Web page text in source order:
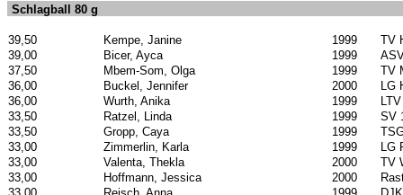
Schlagball 80 g
39,50 Kempe, Janine 1999
TV
39,00
Bicer, Ayca 1999
37,50
Mbem-Som, Olga 1999
TV
36,00
Buckel, Jennifer 2000
LG
36,00
Wurth, Anika 1999
33,50
Ratzel, Linda 1999
SV
33,50
Gropp, Caya 1999
33,00
Zimmerlin, Karla 1999
LG
33,00
Valenta, Thekla 2000
TV
33,00
Hoffmann, Jessica 2000